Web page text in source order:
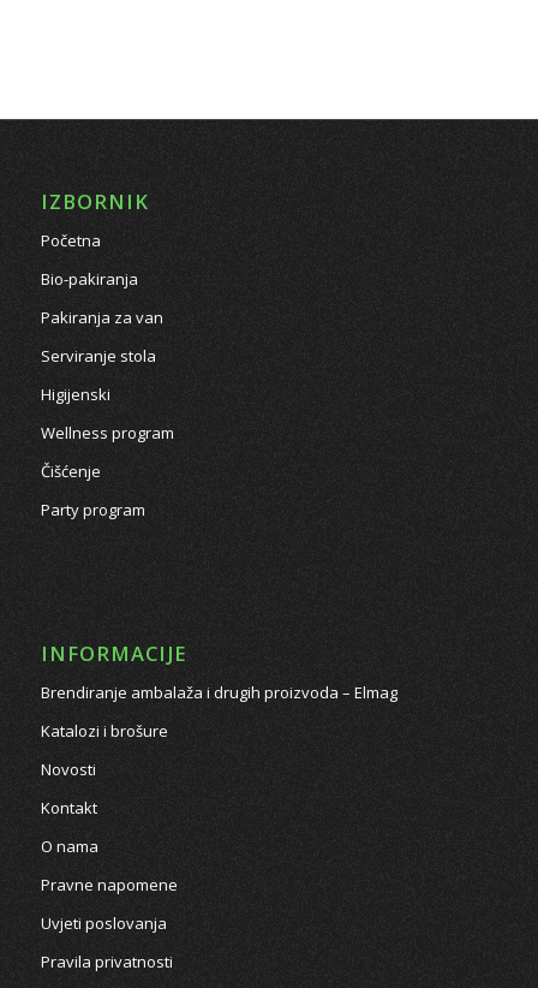
IZBORNIK
Početna
Bio-pakiranja
Pakiranja za van
Serviranje stola
Higijenski
Wellness program
Čišćenje
Party program
INFORMACIJE
Brendiranje ambalaža i drugih proizvoda – Elmag
Katalozi i brošure
Novosti
Kontakt
O nama
Pravne napomene
Uvjeti poslovanja
Pravila privatnosti